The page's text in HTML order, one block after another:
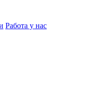
Работа у нас